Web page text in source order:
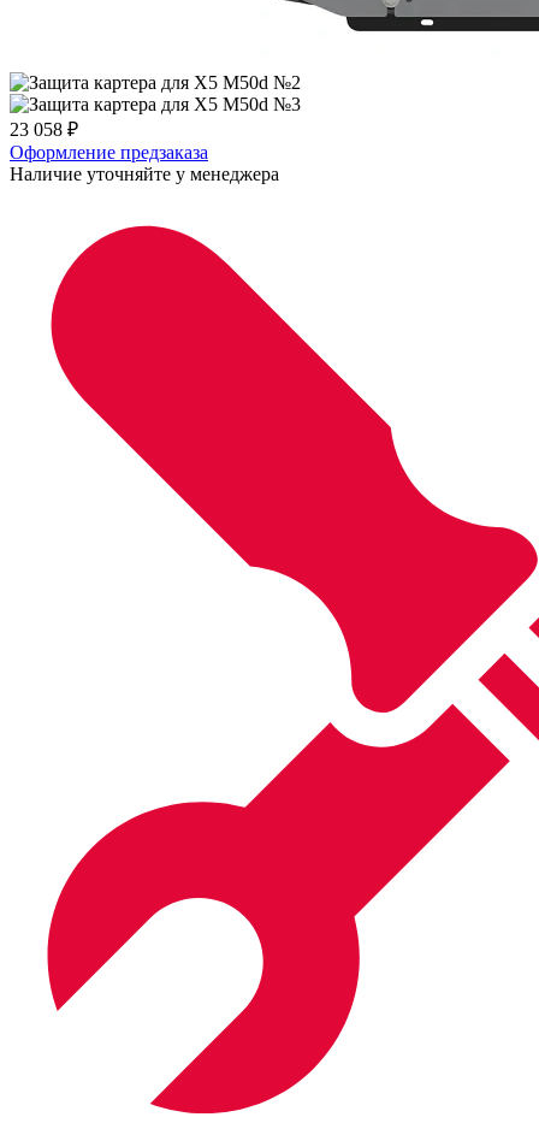
23 058 ₽
Оформление предзаказа
Наличие уточняйте у менеджера